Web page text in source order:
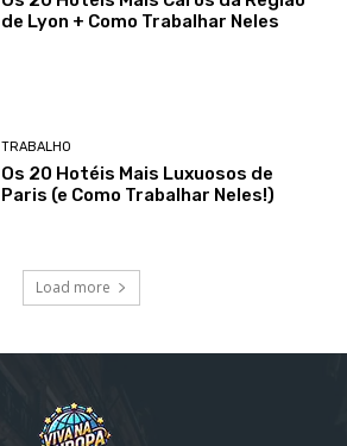
de Lyon + Como Trabalhar Neles
TRABALHO
Os 20 Hotéis Mais Luxuosos de
Paris (e Como Trabalhar Neles!)
Load more